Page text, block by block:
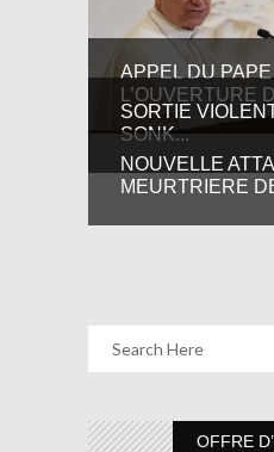
APPEL DU PAPE
L’OUVERTURE
SORTIE
SONK...
NOUVELLE
MEURTRIERE
OFFRE